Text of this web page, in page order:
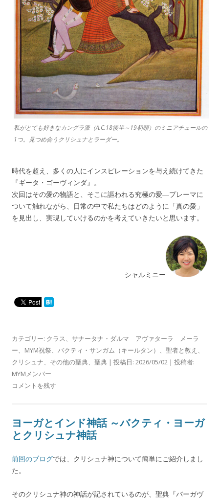
私がとても好きなカングラ派（A.C.18後半～19初頭）のミニアチュールの
1つ。見つめ合うクリシュナとラーダー。
時代を超え、多くの人にインスピレーションを与え続けてきた
『ギータ・ゴーヴィンダ』。
次回はその愛の物語と、そこに謳われる究極の愛―プレーマに
ついて触れながら、日常の中で私たちはどのように「真の愛」
を見出し、実現していけるのかを考えていきたいと思います。
シャルミニー
カテゴリー: クラス、 サナータナ・ダルマ アヴァターラ メーラ
ー、 MYM祝祭、 バクティ・サンガム（キールタン） 、 聖者と教え 、
クリシュナ、 その他の聖典、 聖典 | 投稿日: 2026/05/02 | 投稿者:
MYMメンバー
コメントを残す
ヨーガとインド神話 ～バクティ・ヨーガ
とクリシュナ神話
前回のブログでは、クリシュナ神について簡単にご紹介しまし
た。
そのクリシュナ神の神話が記されているのが、聖典『バーガヴ